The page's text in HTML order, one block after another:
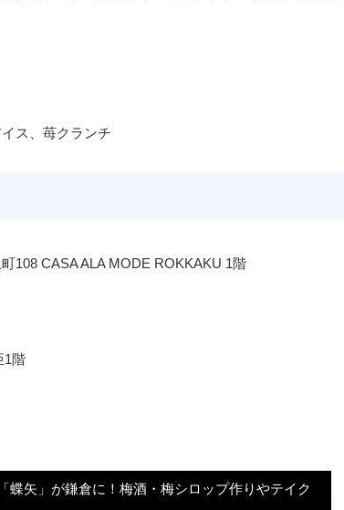
ス、苺クランチ
108 CASA ALA MODE ROKKAKU 1階
1階
蝶矢」が鎌倉に！梅酒・梅シロップ作りやテイク